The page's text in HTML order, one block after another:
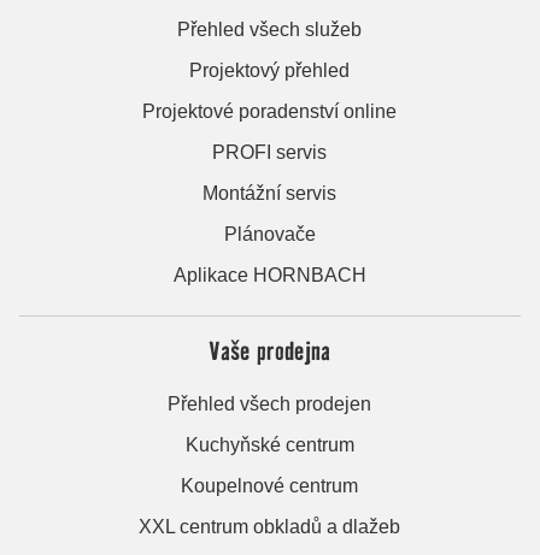
Přehled všech služeb
Projektový přehled
Projektové poradenství online
PROFI servis
Montážní servis
Plánovače
Aplikace HORNBACH
Vaše prodejna
Přehled všech prodejen
Kuchyňské centrum
Koupelnové centrum
XXL centrum obkladů a dlažeb